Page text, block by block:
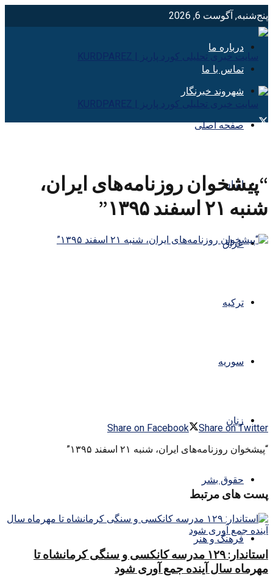
پنج‌شنبه, آگوست 6, 2026
درباره ما
تماس با ما
شهروند خبرنگار
صفحه اصلی
ایران
عراق
ترکیه
سوریه
زنان
حقوق بشر
فرهنگ و هنر
“پیشخوان روزنامه‌های ایران،
شنبه ۲۱ اسفند ۱۳۹۵”
Share on Facebook
Share on Twitter
“پیشخوان روزنامه‌های ایران، شنبه ۲۱ اسفند ۱۳۹۵”
پست های مرتبط
استاندار: ۱۲۹ مدرسه کانکسی و سنگی کرمانشاه تا
مهرماه سال آینده جمع آوری شود